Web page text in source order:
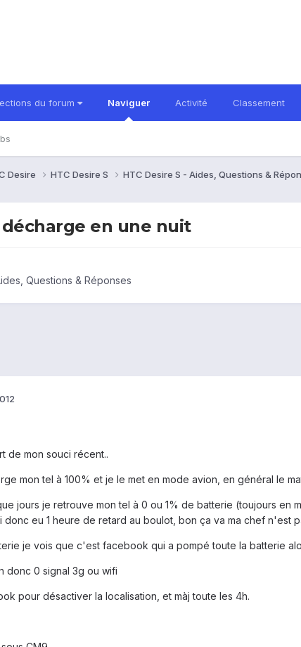
du forum Naviguer Activité Classement
Desire HTC Desire S HTC Desire S - Aides, Questions &
en une nuit
Questions & Réponses
de mon souci récent..
mon tel à 100% et je le met en mode avion, en général le
jours je retrouve mon tel à 0 ou 1% de batterie (toujours
donc eu 1 heure de retard au boulot, bon ça va ma chef n'est
je vois que c'est facebook qui a pompé toute la batterie
donc 0 signal 3g ou wifi
pour désactiver la localisation, et màj toute les 4h.